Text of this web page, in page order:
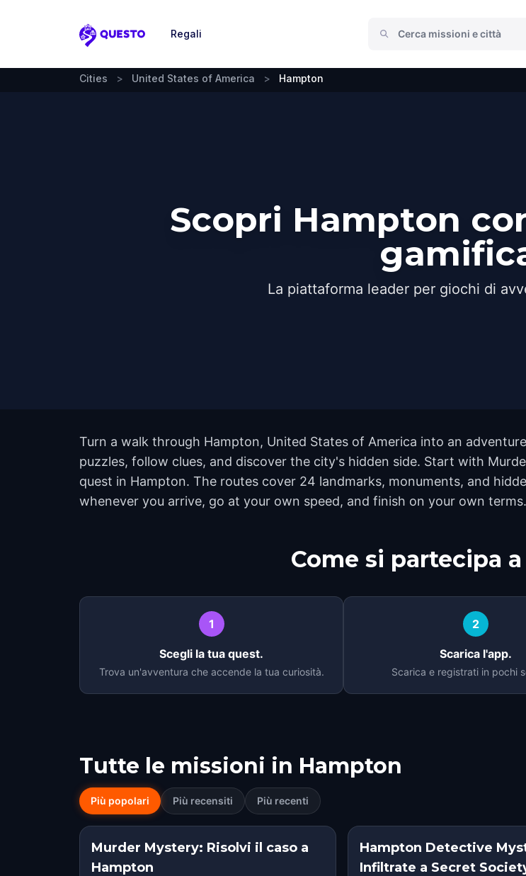
Questo
Regali
Cities > United States of America > Hampton
Scopri Hampton
La piattaforma leader per giochi di
Turn a walk through Hampton, United States of America into an
puzzles, follow clues, and discover the city's hidden side. Start with
quest in Hampton. The routes cover 24 landmarks, monuments, and
whenever you arrive, go at your own speed, and finish on your own terms.
Come si partecipa
1
Scegli la tua quest.
Trova un'avventura che accende la tua curiosità.
2
Scarica l'app.
Scarica e registrati in pochi
Tutte le missioni in Hampton
Più popolari Più recensiti Più recenti
Murder Mystery: Risolvi il caso a
Hampton
Hampton Detective
Infiltrate a Secret